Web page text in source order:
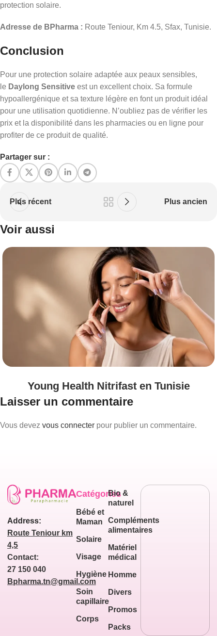
protection solaire.
Adresse de BPharma : Route Teniour, Km 4.5, Sfax, Tunisie.
Conclusion
Pour une protection solaire adaptée aux peaux sensibles,
le Daylong Sensitive est un excellent choix. Sa formule
hypoallergénique et sa texture légère en font un produit idéal
pour une utilisation quotidienne. N’oubliez pas de vérifier les
prix et la disponibilité dans les pharmacies ou en ligne pour
profiter de ce produit de qualité.
Partager sur :
Plus récent Plus ancien
Voir aussi
Young Health Nitrifast en Tunisie
Laisser un commentaire
Vous devez vous connecter pour publier un commentaire.
Address:
Route Teniour km
4,5
Contact:
27 150 040
Bpharma.tn@gmail.com
Catégories
Bébé et
Maman
Solaire
Visage
Hygiène
Soin
capillaire
Corps
Bio &
naturel
Compléments
alimentaires
Matériel
médical
Homme
Divers
Promos
Packs